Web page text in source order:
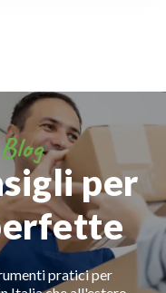
per
pratici per